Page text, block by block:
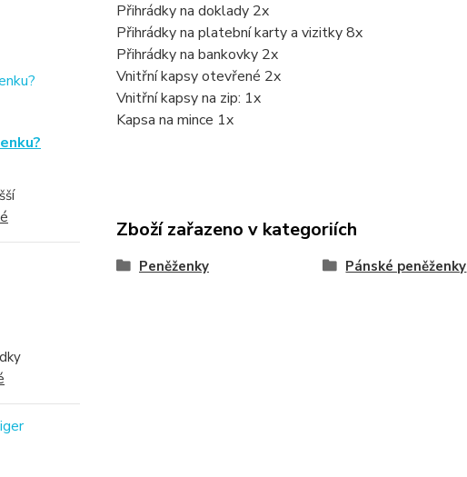
Přihrádky na doklady 2x
Přihrádky na platební karty a vizitky 8x
Přihrádky na bankovky 2x
Vnitřní kapsy otevřené 2x
Vnitřní kapsy na zip: 1x
Kapsa na mince 1x
Zboží zařazeno v kategoriích
Peněženky Pánské peněženky